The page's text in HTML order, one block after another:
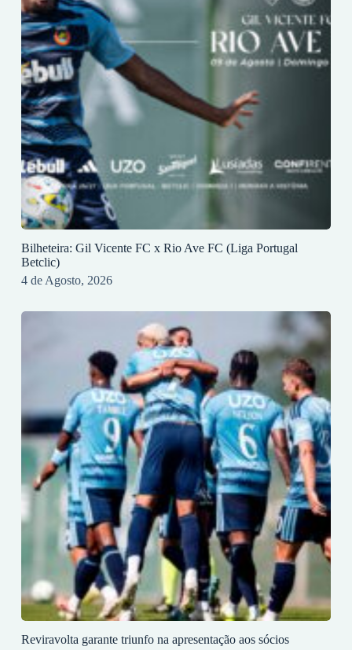
Bilheteira: Gil Vicente FC x Rio Ave FC (Liga Portugal
Betclic)
4 de Agosto, 2026
Reviravolta garante triunfo na apresentação aos sócios